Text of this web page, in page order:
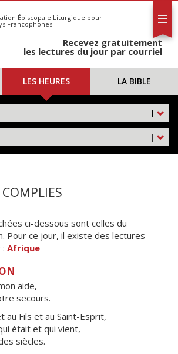
Épiscopale Liturgique pour
Francophones
Recevez gratuitement
les lectures du jour par courriel
LES HEURES LA BIBLE
|
|
ci-dessous sont celles du
Pour ce jour, il existe des lectures
Afrique
aide,
secours.
au Fils et au Saint-Esprit,
était et qui vient,
siècles.